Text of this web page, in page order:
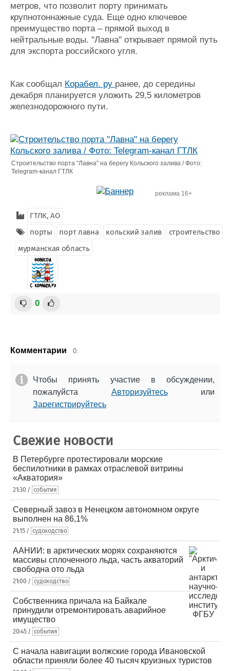
метров, что позволит порту принимать
крупнотоннажные суда. Еще одно ключевое
преимущество порта – прямой выход в
нейтральные воды. "Лавна" открывает прямой путь
для экспорта российского угля.
Как сообщал Корабел. ру ранее, до середины
декабря планируется уложить 29,5 километров
железнодорожного пути.
Строительство порта "Лавна" на берегу Кольского залива / Фото:
Telegram-канал ГТЛК
реклама 16+
ГТЛК, АО
порты
порт лавна кольский залив
строительство
мурманская область
0
Комментарии 0.
Чтобы принять участие в обсуждении,
пожалуйста Авторизуйтесьили
Зарегистрируйтесь
Свежие новости
В Петербурге протестировали морские
беспилотники в рамках отраслевой витрины
«Акватория»
21:30 / события
Северный завоз в Ненецком автономном округе
выполнен на 86,1%
21:15 / судоходство
ААНИИ: в арктических морях сохраняются
массивы сплоченного льда, часть акваторий
свободна ото льда
21:00 / судоходство
Собственника причала на Байкале
принудили отремонтировать аварийное
имущество
20:45 / события
С начала навигации волжские города Ивановской
области приняли более 40 тысяч круизных туристов